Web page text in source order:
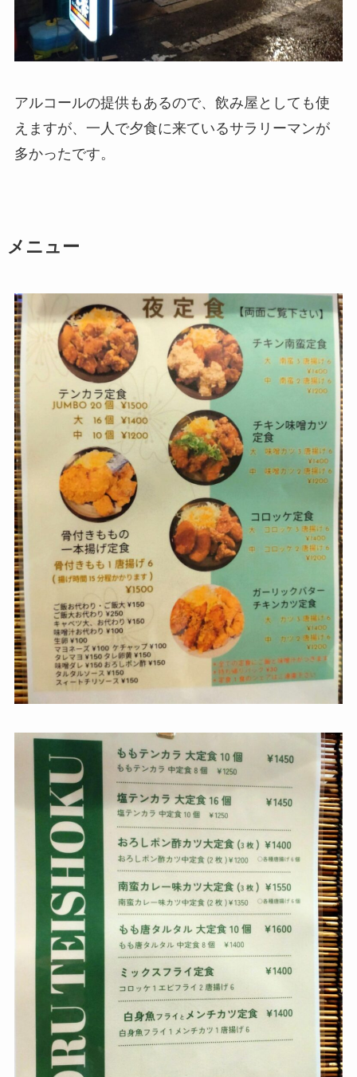
アルコールの提供もあるので、飲み屋としても使
えますが、一人で夕食に来ているサラリーマンが
多かったです。
メニュー